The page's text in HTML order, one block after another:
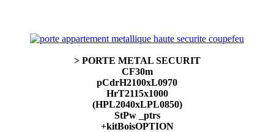
> PORTE METAL SECURIT
CF30m
pCdrH2100xL0970
HrT2115x1000
(HPL2040xLPL0850)
StPw _ptrs
+kitBoisOPTION